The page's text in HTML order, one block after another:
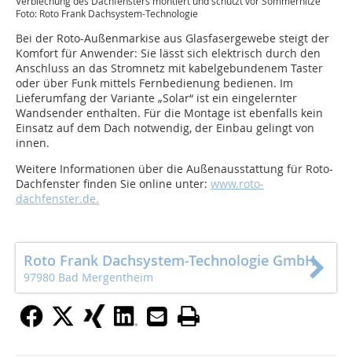
Foto: Roto Frank Dachsystem-Technologie
Bei der Roto-Außenmarkise aus Glasfasergewebe steigt der
Komfort für Anwender: Sie lässt sich elektrisch durch den
Anschluss an das Stromnetz mit kabelgebundenem Taster
oder über Funk mittels Fernbedienung bedienen. Im
Lieferumfang der Variante „Solar“ ist ein eingelernter
Wandsender enthalten. Für die Montage ist ebenfalls kein
Einsatz auf dem Dach notwendig, der Einbau gelingt von
innen.
Weitere Informationen über die Außenausstattung für Roto-
Dachfenster finden Sie online unter: www.roto-
dachfenster.de.
Roto Frank Dachsystem-Technologie GmbH
97980 Bad Mergentheim